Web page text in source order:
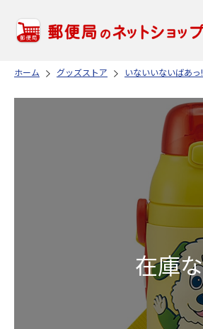
ホーム グッズストア いないいないばあっ!